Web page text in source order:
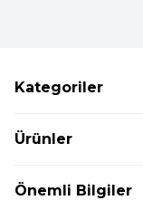
Kategoriler
Ürünler
Önemli Bilgiler